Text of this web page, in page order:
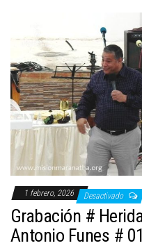
1 febrero, 2026 Desactivado
Grabación #
Antonio Funes #